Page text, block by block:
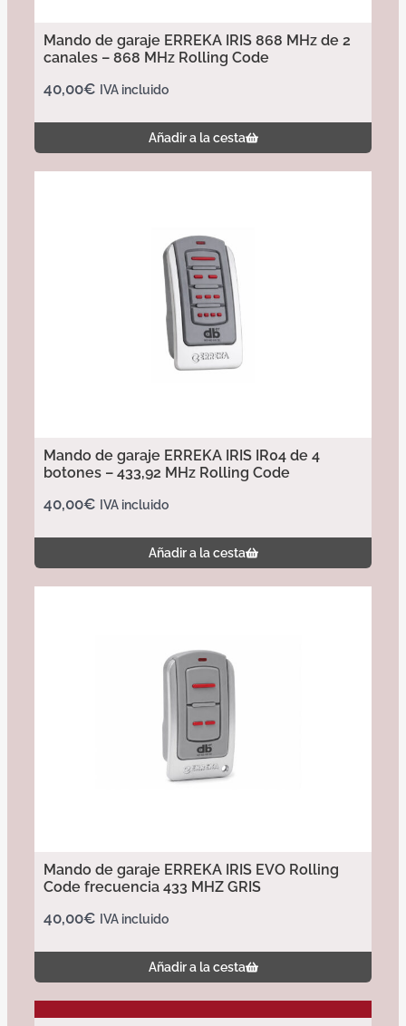
Mando de garaje ERREKA IRIS 868 MHz de 2
canales – 868 MHz Rolling Code
40,00€ IVA incluido
Añadir a la cesta
Mando de garaje ERREKA IRIS IR04 de 4
botones – 433,92 MHz Rolling Code
40,00€ IVA incluido
Añadir a la cesta
Mando de garaje ERREKA IRIS EVO Rolling
Code frecuencia 433 MHZ GRIS
40,00€ IVA incluido
Añadir a la cesta